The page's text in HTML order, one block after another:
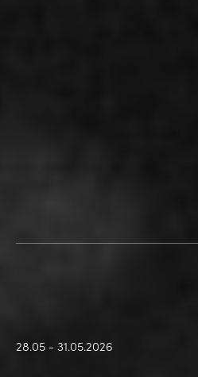
28.05 - 31.05.2026